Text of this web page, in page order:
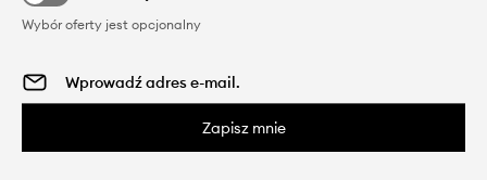
Wybór oferty jest opcjonalny
Zapisz mnie